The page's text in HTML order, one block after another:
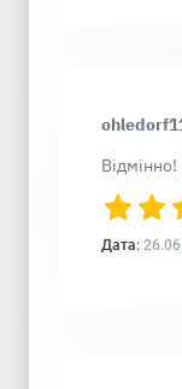
Відмінно!
Дата: